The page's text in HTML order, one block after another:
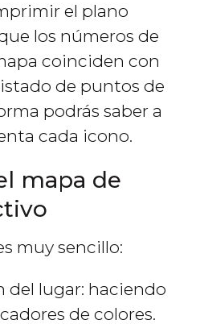
el plano
los números de
coinciden con
de puntos de
podrás saber a
cada icono.
mapa de
muy sencillo:
del lugar: haciendo
de colores.